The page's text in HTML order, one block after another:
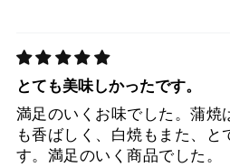
とても美味しかったです。
満足のいくお味でした。蒲焼
も香ばしく、白焼もまた、
す。満足のいく商品でした。